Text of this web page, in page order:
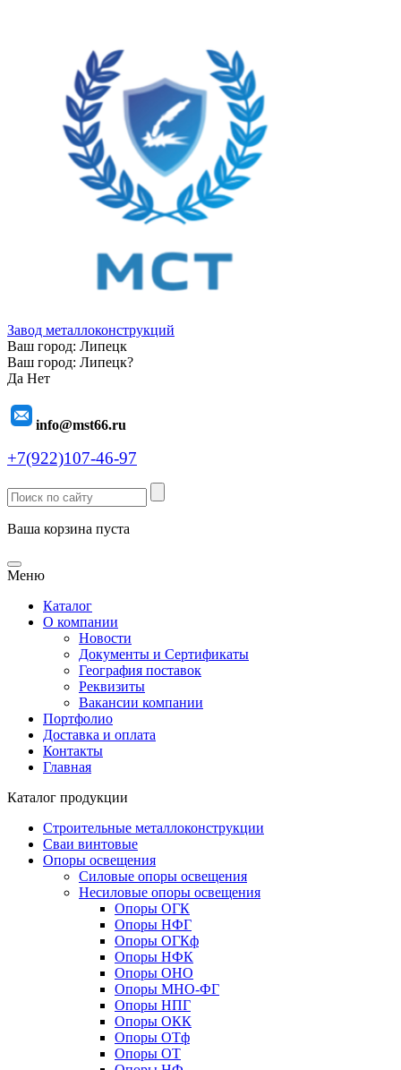
Завод металлоконструкций
Ваш город: Липецк
Ваш город: Липецк?
Да Нет
info@mst66.ru
+7(922)107-46-97
Ваша корзина пуста
Меню
Каталог
О компании
Новости
Документы и Сертификаты
География поставок
Реквизиты
Вакансии компании
Портфолио
Доставка и оплата
Контакты
Главная
Каталог продукции
Строительные металлоконструкции
Сваи винтовые
Опоры освещения
Силовые опоры освещения
Несиловые опоры освещения
Опоры ОГК
Опоры НФГ
Опоры ОГКф
Опоры НФК
Опоры ОНО
Опоры МНО-ФГ
Опоры НПГ
Опоры ОКК
Опоры ОТф
Опоры ОТ